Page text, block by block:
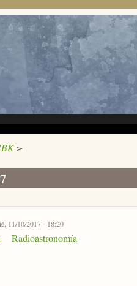
>
11/10/2017 - 18:20
Radioastronomía